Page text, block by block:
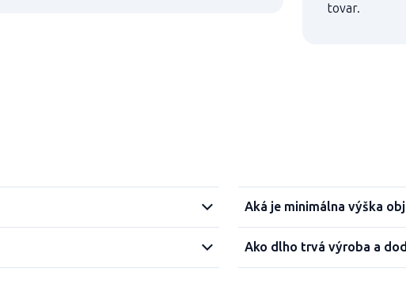
tovar.
Aká je minimálna výška
Ako dlho trvá výroba a